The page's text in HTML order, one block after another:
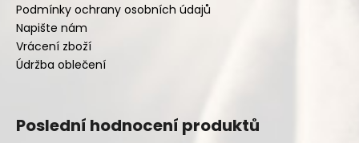
Podmínky ochrany osobních údajů
Napište nám
Vrácení zboží
Údržba oblečení
Poslední hodnocení produktů